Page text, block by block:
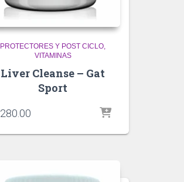
PROTECTORES Y POST CICLO
VITAMINAS
Liver Cleanse – Gat
Sport
280.00